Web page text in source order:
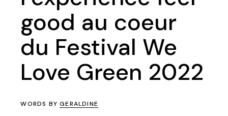
good au coeur
du Festival We
Love Green 2022
WORDS BYGERALDINE